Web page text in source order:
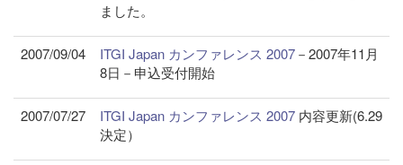
ました。
2007/09/04 ITGI Japan カンファレンス 2007－2007年11月
8日－申込受付開始
2007/07/27 ITGI Japan カンファレンス 2007 内容更新(6.29
決定）